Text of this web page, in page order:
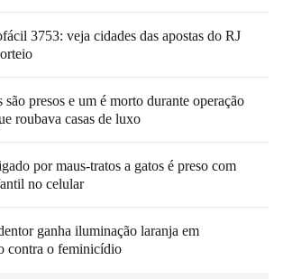
3753: veja cidades das apostas do RJ
são presos e um é morto durante operação
roubava casas de luxo
por maus-tratos a gatos é preso com
no celular
ganha iluminação laranja em
contra o feminicídio